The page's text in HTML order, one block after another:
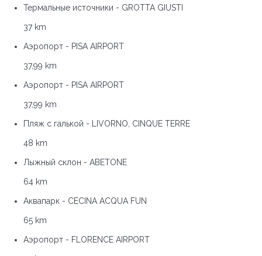
Термальные источники - GROTTA GIUSTI
37 km
Аэропорт - PISA AIRPORT
37,99 km
Аэропорт - PISA AIRPORT
37,99 km
Пляж с галькой - LIVORNO, CINQUE TERRE
48 km
Лыжный склон - ABETONE
64 km
Аквапарк - CECINA ACQUA FUN
65 km
Аэропорт - FLORENCE AIRPORT